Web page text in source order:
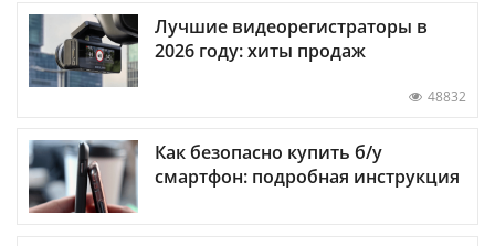
Лучшие видеорегистраторы в
2026 году: хиты продаж
48832
Как безопасно купить б/у
смартфон: подробная инструкция